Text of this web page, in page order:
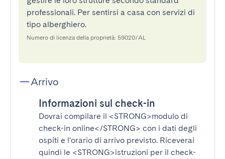
professionali. Per sentirsi a casa con servizi di
tipo alberghiero.
Numero di licenza della proprietà: 59020/AL
Arrivo
Informazioni sul check-in
Dovrai compilare il <STRONG>modulo di
check-in online</STRONG> con i dati degli
ospiti e l'orario di arrivo previsto. Riceverai
quindi le <STRONG>istruzioni per il check-